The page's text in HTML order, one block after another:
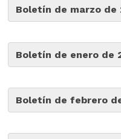
Boletín de marzo de
Boletín de enero de
Boletín de febrero